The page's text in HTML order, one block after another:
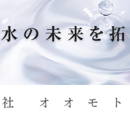
オ オ モ ト